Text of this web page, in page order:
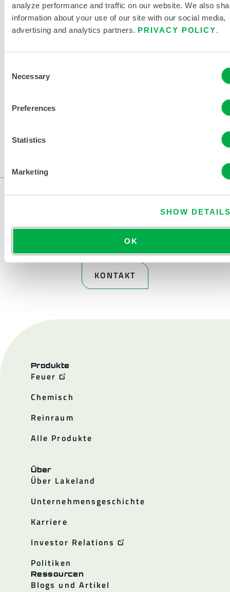
analyze performance and traffic on our website. We also
information about your use of our site with our social media,
advertising and analytics partners. PRIVACY POLICY.
Selection
Necessary
Preferences
Statistics
Marketing
SHOW
OK
700 SERIE PROXIMITY ENSEMBLE
KONTAKT
Produkte
Feuer
Chemisch
Reinraum
Alle Produkte
Über
Über Lakeland
Unternehmensgeschichte
Karriere
Investor Relations
Politiken
Ressourcen
Blogs und Artikel